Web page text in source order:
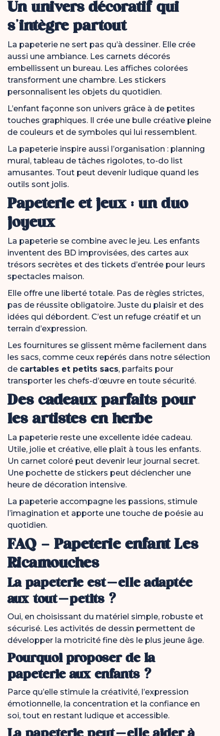
Un univers décoratif qui
s’intègre partout
La papeterie ne sert pas qu’à dessiner. Elle crée
aussi une ambiance. Les carnets décorés
embellissent un bureau. Les affiches colorées
transforment une chambre. Les stickers
personnalisent les objets du quotidien.
L’enfant façonne son univers grâce à de petites
touches graphiques. Il crée une bulle créative pleine
de couleurs et de symboles qui lui ressemblent.
La papeterie inspire aussi l’organisation : planning
mural, tableau de tâches rigolotes, to-do list
amusantes. Tout peut devenir ludique quand les
outils sont jolis.
Papeterie et jeux : un duo
joyeux
La papeterie se combine avec le jeu. Les enfants
inventent des BD improvisées, des cartes aux
trésors secrètes et des tickets d’entrée pour leurs
spectacles maison.
Elle offre une liberté totale. Pas de règles strictes,
pas de réussite obligatoire. Juste du plaisir et des
idées qui débordent. C’est un refuge créatif et un
terrain d’expression.
Les fournitures se glissent même facilement dans
les sacs, comme ceux repérés dans notre sélection
de cartables et petits sacs, parfaits pour
transporter les chefs-d’œuvre en toute sécurité.
Des cadeaux parfaits pour
les artistes en herbe
La papeterie reste une excellente idée cadeau.
Utile, jolie et créative, elle plaît à tous les enfants.
Un carnet coloré peut devenir leur journal secret.
Une pochette de stickers peut déclencher une
heure de décoration intensive.
La papeterie accompagne les passions, stimule
l’imagination et apporte une touche de poésie au
quotidien.
FAQ – Papeterie enfant Les
Ricamouches
La papeterie est-elle adaptée
aux tout-petits ?
Oui, en choisissant du matériel simple, robuste et
sécurisé. Les activités de dessin permettent de
développer la motricité fine dès le plus jeune âge.
Pourquoi proposer de la
papeterie aux enfants ?
Parce qu’elle stimule la créativité, l’expression
émotionnelle, la concentration et la confiance en
soi, tout en restant ludique et accessible.